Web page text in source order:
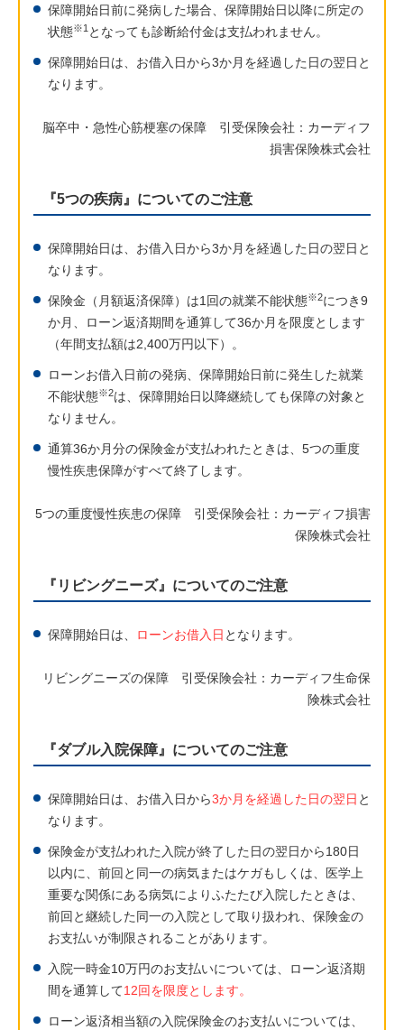
保障開始日前に発病した場合、保障開始日以降に所定の
状態※1 となっても診断給付金は支払われません。
保障開始日は、お借入日から3か月を経過した日の翌日と
なります。
脳卒中・急性心筋梗塞の保障 引受保険会社：カーディフ
損害保険株式会社
『5つの疾病』についてのご注意
保障開始日は、お借入日から3か月を経過した日の翌日と
なります。
保険金（月額返済保障）は1回の就業不能状態※2につき9
か月、ローン返済期間を通算して36か月を限度とします
（年間支払額は2,400万円以下）。
ローンお借入日前の発病、保障開始日前に発生した就業
不能状態※2は、保障開始日以降継続しても保障の対象と
なりません。
通算36か月分の保険金が支払われたときは、5つの重度
慢性疾患保障がすべて終了します。
5つの重度慢性疾患の保障 引受保険会社：カーディフ損害
保険株式会社
『リビングニーズ』についてのご注意
保障開始日は、 ローンお借入日 となります。
リビングニーズの保障 引受保険会社：カーディフ生命保
険株式会社
『ダブル入院保障』についてのご注意
保障開始日は、お借入日から3か月を経過した日の翌日 と
なります。
保険金が支払われた入院が終了した日の翌日から180日
以内に、前回と同一の病気またはケガもしくは、医学上
重要な関係にある病気によりふたたび入院したときは、
前回と継続した同一の入院として取り扱われ、保険金の
お支払いが制限されることがあります。
入院一時金10万円のお支払いについては、ローン返済期
間を通算して12回を限度とします。
ローン返済相当額の入院保険金のお支払いについては、